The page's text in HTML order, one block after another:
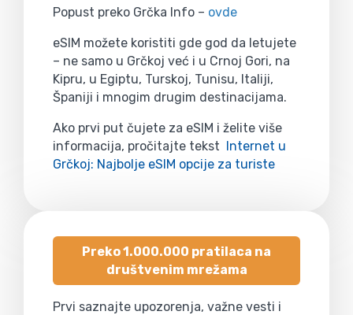
Popust preko Grčka Info – ovde
eSIM možete koristiti gde god da letujete
– ne samo u Grčkoj već i u Crnoj Gori, na
Kipru, u Egiptu, Turskoj, Tunisu, Italiji,
Španiji i mnogim drugim destinacijama.
Ako prvi put čujete za eSIM i želite više
informacija, pročitajte tekst Internet u
Grčkoj: Najbolje eSIM opcije za turiste
Preko 1.000.000 pratilaca na
društvenim mrežama
Prvi saznajte upozorenja, važne vesti i